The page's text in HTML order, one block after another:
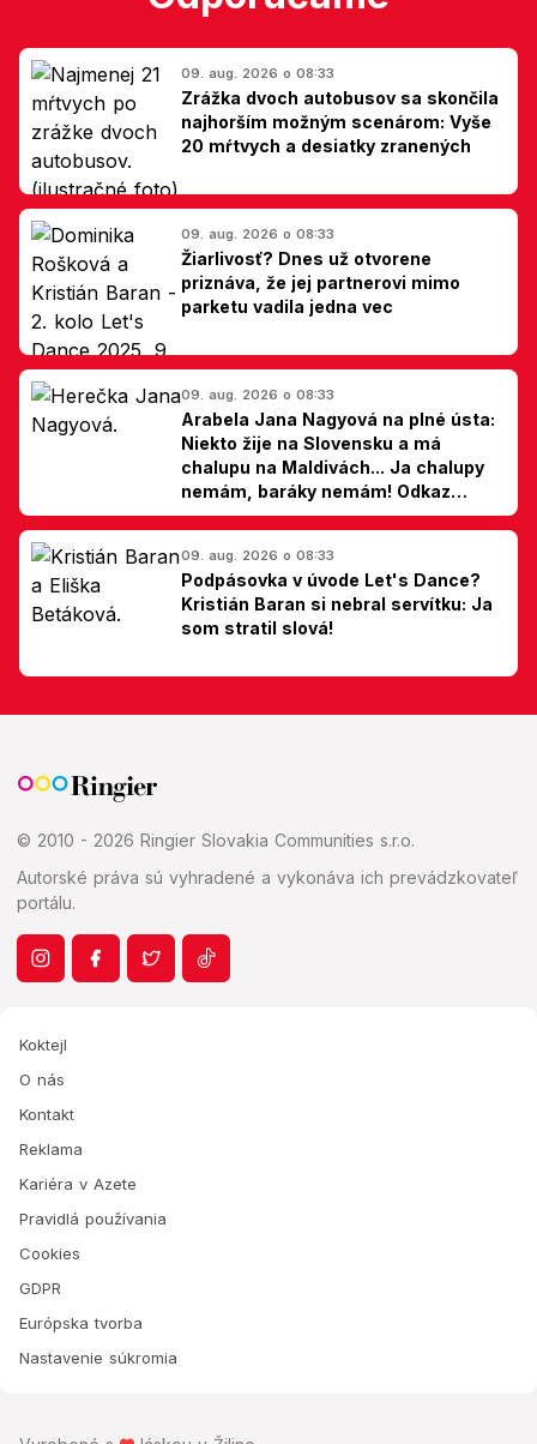
09. aug. 2026 o 08:33
Zrážka dvoch autobusov sa skončila
najhorším možným scenárom: Vyše
20 mŕtvych a desiatky zranených
09. aug. 2026 o 08:33
Žiarlivosť? Dnes už otvorene
priznáva, že jej partnerovi mimo
parketu vadila jedna vec
09. aug. 2026 o 08:33
Arabela Jana Nagyová na plné ústa:
Niekto žije na Slovensku a má
chalupu na Maldivách... Ja chalupy
nemám, baráky nemám! Odkaz
Slovákom
09. aug. 2026 o 08:33
Podpásovka v úvode Let's Dance?
Kristián Baran si nebral servítku: Ja
som stratil slová!
© 2010 - 2026 Ringier Slovakia Communities s.r.o.
Autorské práva sú vyhradené a vykonáva ich prevádzkovateľ
portálu.
Koktejl
O nás
Kontakt
Reklama
Kariéra v Azete
Pravidlá používania
Cookies
GDPR
Európska tvorba
Nastavenie súkromia